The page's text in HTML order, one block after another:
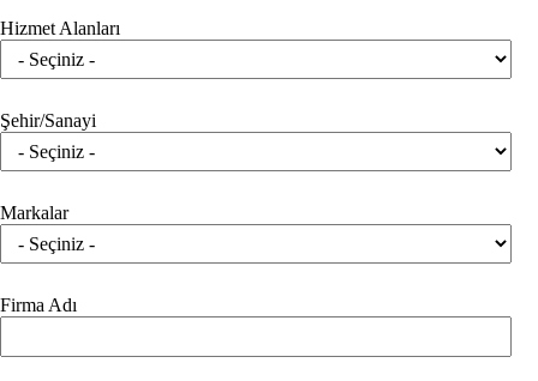
Hizmet Alanları
Şehir/Sanayi
Markalar
Firma Adı